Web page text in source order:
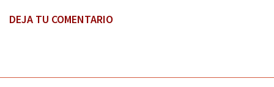
DEJA TU COMENTARIO